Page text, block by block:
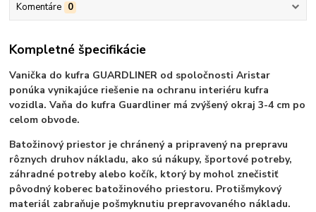
Komentáre 0
Kompletné špecifikácie
Vanička do kufra GUARDLINER od spoločnosti Aristar
ponúka vynikajúce riešenie na ochranu interiéru kufra
vozidla. Vaňa do kufra Guardliner má zvýšený okraj 3-4 cm po
celom obvode.
Batožinový priestor je chránený a pripravený na prepravu
rôznych druhov nákladu, ako sú nákupy, športové potreby,
záhradné potreby alebo kočík, ktorý by mohol znečistiť
pôvodný koberec batožinového priestoru. Protišmykový
materiál zabraňuje pošmyknutiu prepravovaného nákladu.